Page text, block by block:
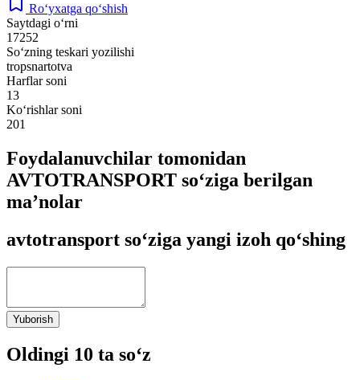
Ro‘yxatga qo‘shish
Saytdagi o‘rni
17252
So‘zning teskari yozilishi
tropsnartotva
Harflar soni
13
Ko‘rishlar soni
201
Foydalanuvchilar tomonidan
AVTOTRANSPORT so‘ziga berilgan
ma’nolar
avtotransport so‘ziga yangi izoh qo‘shing
Yuborish
Oldingi 10 ta so‘z